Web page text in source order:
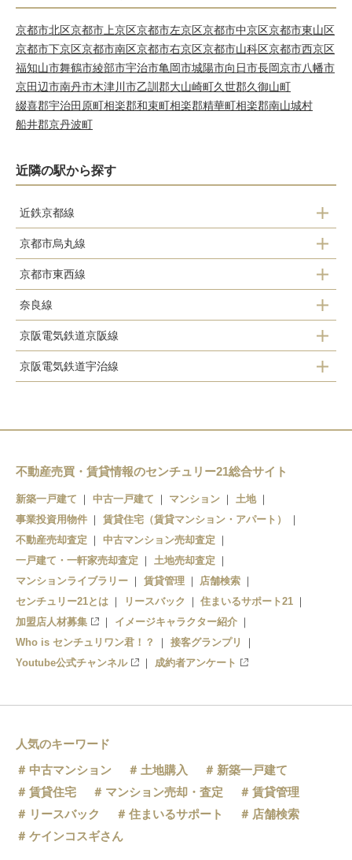
京都市北区京都市上京区京都市左京区京都市中京区京都市東山区
京都市下京区京都市南区京都市右京区京都市山科区京都市西京区
福知山市舞鶴市綾部市宇治市亀岡市城陽市向日市長岡京市八幡市
京田辺市南丹市木津川市乙訓郡大山崎町久世郡久御山町
綴喜郡宇治田原町相楽郡和束町相楽郡精華町相楽郡南山城村
船井郡京丹波町
近隣の駅から探す
近鉄京都線
上鳥羽口駅
竹田駅
伏見駅
桃山御陵前駅
京都市烏丸線
くいな橋駅
竹田駅
京都市東西線
醍醐駅
石田駅
奈良線
稲荷駅
ＪＲ藤森駅
京阪電気鉄道京阪線
伏見稲荷駅
墨染駅
丹波橋駅
伏見桃山駅
淀駅
京阪電気鉄道宇治線
観月橋駅
桃山南口駅
六地蔵駅
不動産売買・賃貸情報のセンチュリー21総合サイト
新築一戸建て 中古一戸建て マンション
土地
事業投資用物件
賃貸住宅（賃貸マンション・アパート）
不動産売却査定
中古マンション売却査定
一戸建て・一軒家売却査定
土地売却査定
マンションライブラリー
賃貸管理
店舗検索
センチュリー21とは
リースバック
住まいるサポート21
加盟店人材募集
イメージキャラクター紹介
Who is センチュリワン君！？
接客グランプリ
Youtube公式チャンネル
成約者アンケート
人気のキーワード
中古マンション
土地購入
新築一戸建て
賃貸住宅
マンション売却・査定
賃貸管理
リースバック
住まいるサポート
店舗検索
ケインコスギさん